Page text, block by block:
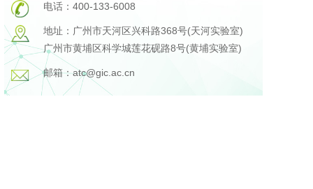
感 更多
电话：400-133-6008
地址：广州市天河区兴科路368号(天河实验室)
广州市黄埔区科学城莲花砚路8号(黄埔实验室)
邮箱：atc@gic.ac.cn